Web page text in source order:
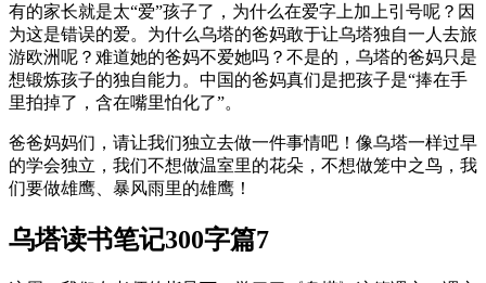
有的家长就是太“爱”孩子了，为什么在爱字上加上引号呢？因
为这是错误的爱。为什么乌塔的爸妈敢于让乌塔独自一人去旅
游欧洲呢？难道她的爸妈不爱她吗？不是的，乌塔的爸妈只是
想锻炼孩子的独自能力。中国的爸妈真们是把孩子是“捧在手
里拍掉了，含在嘴里怕化了”。
爸爸妈妈们，请让我们独立去做一件事情吧！像乌塔一样过早
的学会独立，我们不想做温室里的花朵，不想做笼中之鸟，我
们要做雄鹰、暴风雨里的雄鹰！
乌塔读书笔记300字篇7